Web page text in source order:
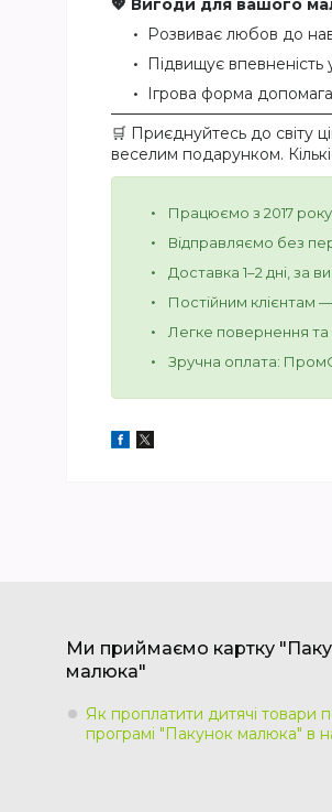
💖 Вигоди для вашого
Розвиває любов до
Підвищує
Ігрова форма
🛒 Приєднуйтесь до світу
веселим подарунком.
Працюємо з 2017 року
Відправляємо без
Доставка 1–2 дні, за
Постійним клієнтам
Легке повернення та
Зручна оплата:
Ми приймаємо картку
малюка"
Як проплатити дитячі товари
програмі "Пакунок малюка" в